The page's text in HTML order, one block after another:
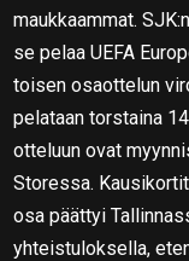
maukkaammat.
se pelaa UEFA
toisen osaottelun
pelataan torstaina
otteluun ovat
Storessa.
osa päättyi
yhteistuloksella,